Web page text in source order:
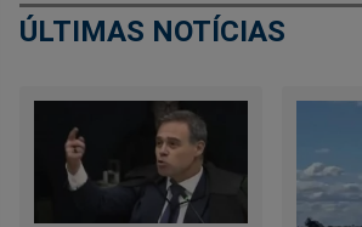
ÚLTIMAS NOTÍCIAS